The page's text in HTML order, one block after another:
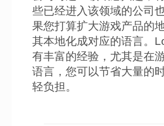
些已经进入该领域的公司
果您打算扩大游戏产品的
其本地化成对应的语言。
有丰富的经验，尤其是在
语言，您可以节省大量的
轻负担。